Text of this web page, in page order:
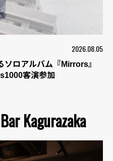
2026.08.05
ロアルバム『Mirrors』
客演参加
Kagurazaka